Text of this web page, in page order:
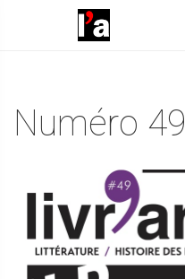
Numéro 49